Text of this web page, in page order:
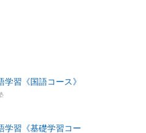
学習《国語コース》
学習《基礎学習コー